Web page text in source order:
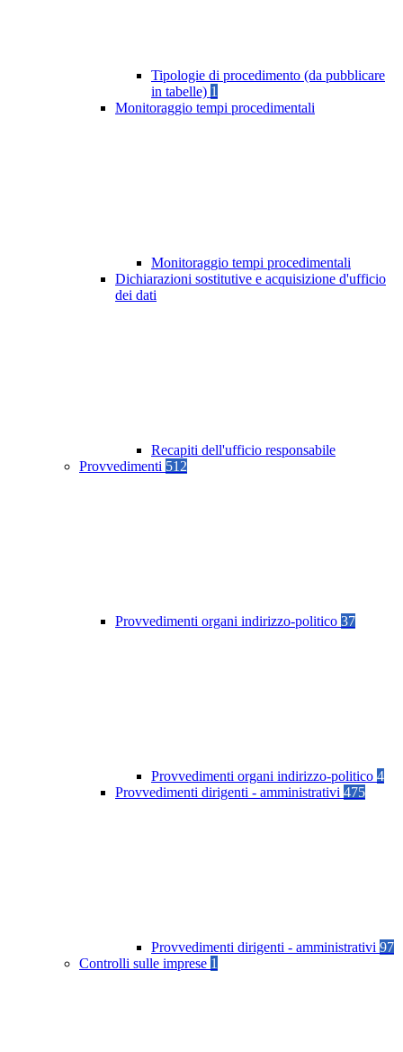
Tipologie di procedimento (da pubblicare
in tabelle) 1
Monitoraggio tempi procedimentali
Monitoraggio tempi procedimentali
Dichiarazioni sostitutive e acquisizione d'ufficio
dei dati
Recapiti dell'ufficio responsabile
Provvedimenti 512
Provvedimenti organi indirizzo-politico 37
Provvedimenti organi indirizzo-politico 4
Provvedimenti dirigenti - amministrativi 475
Provvedimenti dirigenti - amministrativi 97
Controlli sulle imprese 1